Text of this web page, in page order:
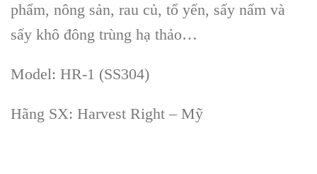
phẩm, nông sản, rau củ, tổ yến, sấy nấm và
sấy khô đông trùng hạ thảo…
Model: HR-1 (SS304)
Hãng SX: Harvest Right – Mỹ